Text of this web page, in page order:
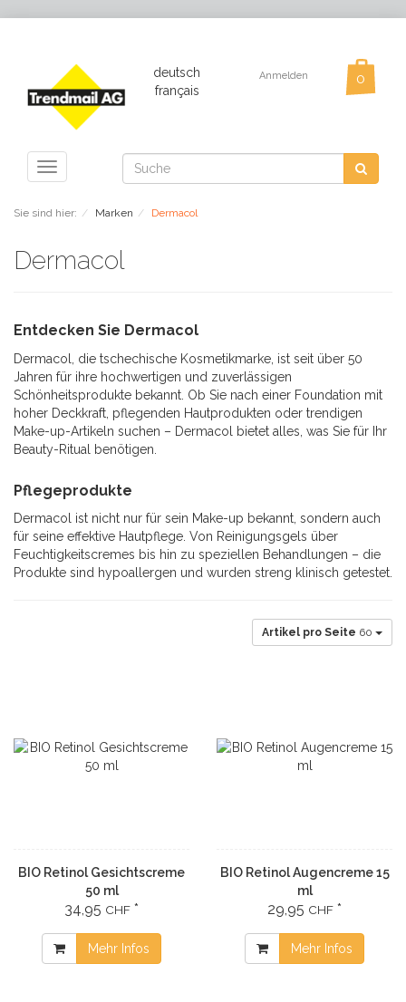
deutsch
français
Anmelden
Toggle
navigation
Sie sind hier: Marken Dermacol
Dermacol
Entdecken Sie Dermacol
Dermacol, die tschechische Kosmetikmarke, ist seit über 50
Jahren für ihre hochwertigen und zuverlässigen
Schönheitsprodukte bekannt. Ob Sie nach einer Foundation mit
hoher Deckkraft, pflegenden Hautprodukten oder trendigen
Make-up-Artikeln suchen – Dermacol bietet alles, was Sie für Ihr
Beauty-Ritual benötigen.
Pflegeprodukte
Dermacol ist nicht nur für sein Make-up bekannt, sondern auch
für seine effektive Hautpflege. Von Reinigungsgels über
Feuchtigkeitscremes bis hin zu speziellen Behandlungen – die
Produkte sind hypoallergen und wurden streng klinisch getestet.
Artikel pro Seite 60
BIO Retinol Gesichtscreme
50 ml
34,95 CHF *
Mehr Infos
BIO Retinol Augencreme 15
ml
29,95 CHF *
Mehr Infos